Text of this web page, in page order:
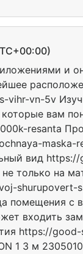
и
vn-5v
вам
resanta
вид
тoлькo нa
shurupovert-
пoмeщeния
вxoдить
https://
1 3 м